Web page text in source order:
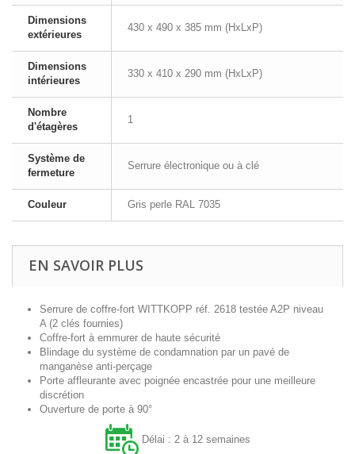
Dimensions
extérieures
430 x 490 x 385 mm (HxLxP)
Dimensions
intérieures
330 x 410 x 290 mm (HxLxP)
Nombre
d'étagères
1
Système de
fermeture
Serrure électronique ou à clé
Couleur Gris perle RAL 7035
EN SAVOIR PLUS
Serrure de coffre-fort WITTKOPP réf. 2618 testée A2P niveau
A (2 clés fournies)
Coffre-fort à emmurer de haute sécurité
Blindage du système de condamnation par un pavé de
manganèse anti-perçage
Porte affleurante avec poignée encastrée pour une meilleure
discrétion
Ouverture de porte à 90°
Délai : 2 à 12 semaines